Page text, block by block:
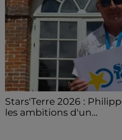
Stars'Terre 2026 :
les ambitions d'un...